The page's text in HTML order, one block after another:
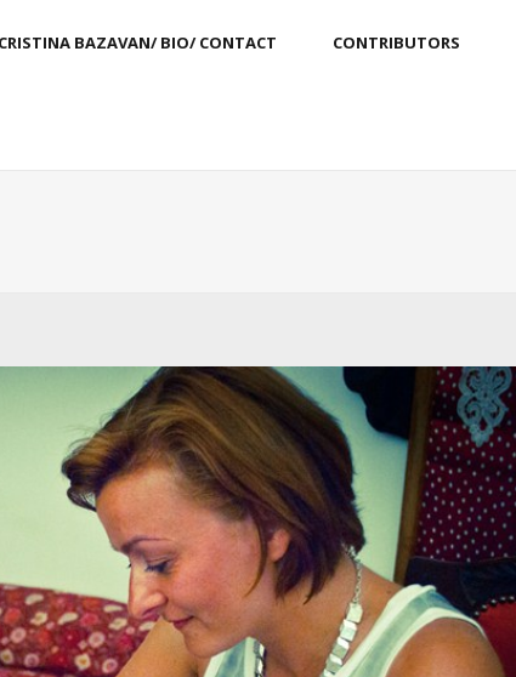
CRISTINA BAZAVAN/ BIO/ CONTACT CONTRIBUTORS